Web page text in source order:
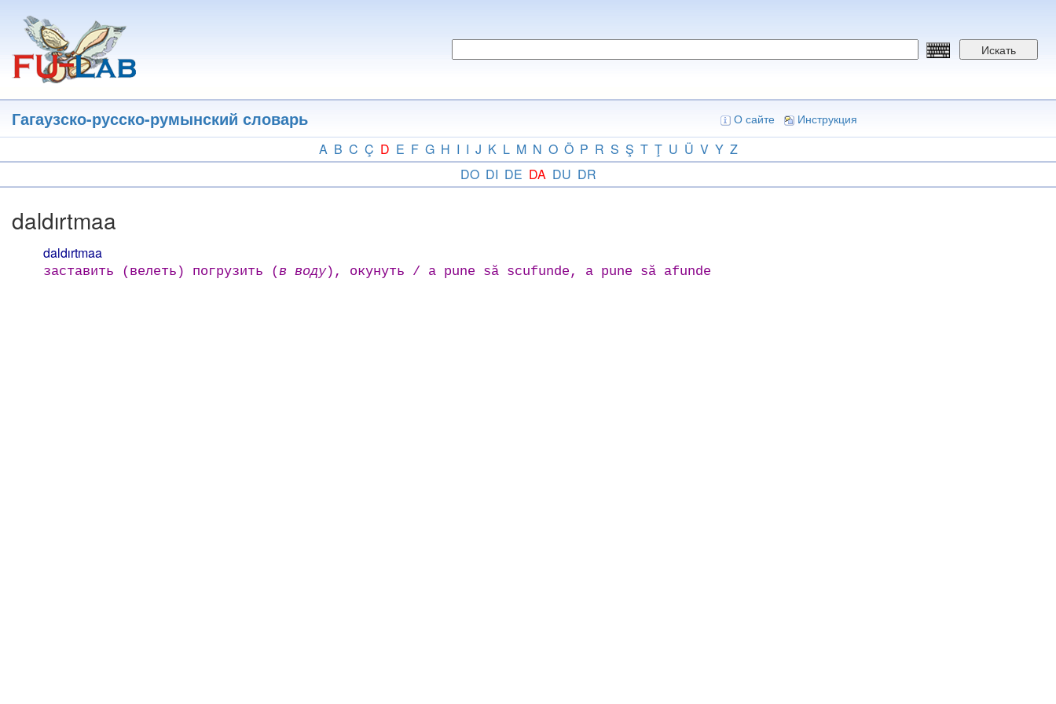
основному
содержанию
Искать
Гагаузско-русско-румынский словарь О сайте Инструкция
A B C Ç D E F G H I I J K L M N O Ö P R S Ş T Ţ U Ü V Y Z
DO DI DE DA DU DR
daldırtmaa
daldırtmaa
заставить (велеть) погрузить (в воду), окунуть / а pune să scufunde, a pune să afunde